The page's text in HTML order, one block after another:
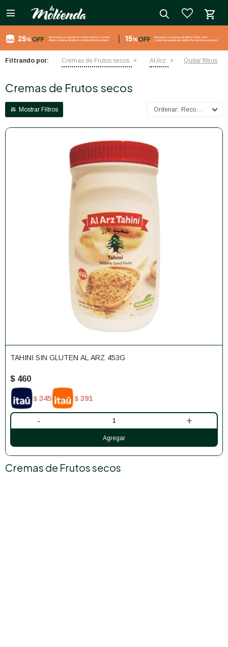

Filtrando por: Cremas de Frutos secos Al Arz Quitar filtros
Cremas de Frutos secos
Recomendados
TAHINI SIN GLUTEN AL ARZ 453G
$ 460
$ 345 $ 391
- +
Cremas de Frutos secos